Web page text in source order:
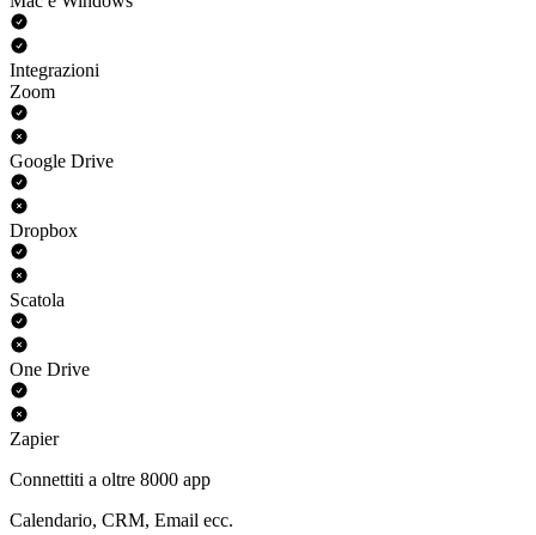
Integrazioni
Zoom
Google Drive
Dropbox
Scatola
One Drive
Zapier
Connettiti a oltre 8000 app
Calendario, CRM, Email ecc.